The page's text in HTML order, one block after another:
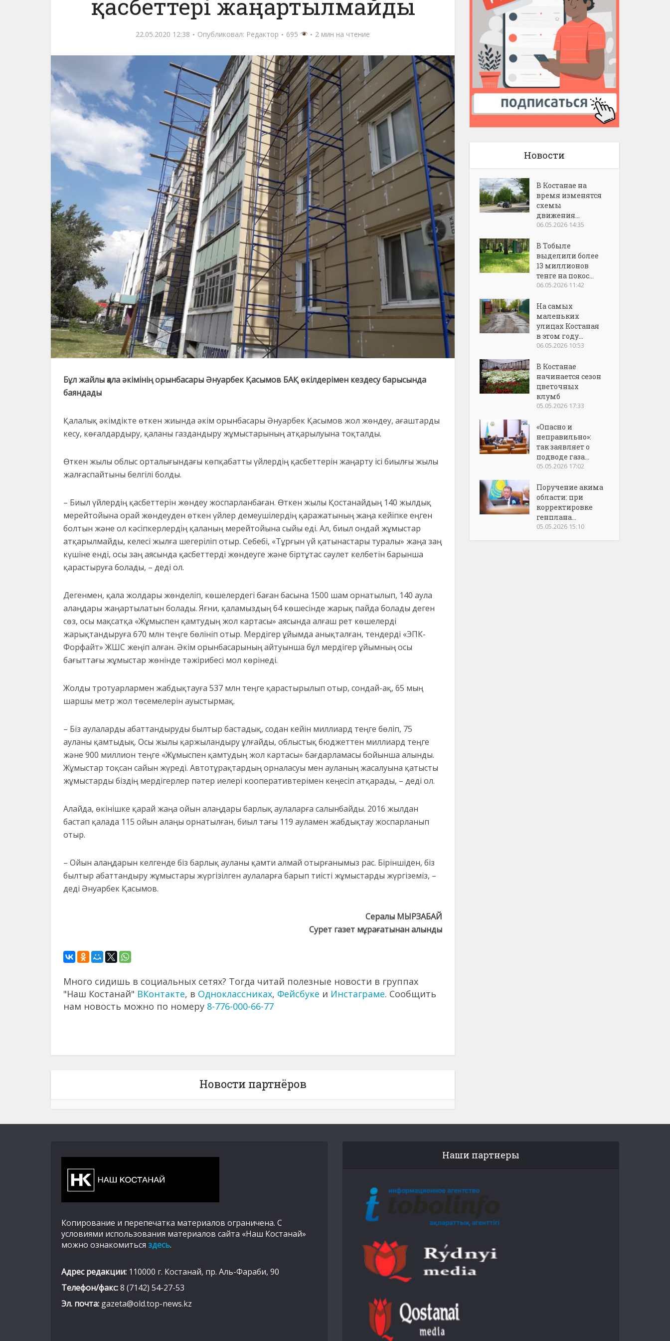
қасбеттері жаңартылмайды
22.05.2020 12:38 Опубликовал: Редактор 695 2 мин на чтение
Бұл жайлы қала әкімінің орынбасары Әнуарбек Қасымов БАҚ өкілдерімен кездесу барысында
баяндады
Қалалық әкімдікте өткен жиында әкім орынбасары Әнуарбек Қасымов жол жөндеу, ағаштарды
кесу, көғалдардыру, қаланы газдандыру жұмыстарының атқарылуына тоқталды.
Өткен жылы облыс орталығындағы көпқабатты үйлердің қасбеттерін жаңарту ісі биылғы жылы
жалғаспайтыны белгілі болды.
– Биыл үйлердің қасбеттерін жөндеу жоспарланбаған. Өткен жылы Қостанайдың 140 жылдық
мерейтойына орай жөндеуден өткен үйлер демеушілердің қаражатының жаңа кейіпке еңген
болтын және ол кәсіпкерлердің қаланың мерейтойына сыйы еді. Ал, биыл ондай жұмыстар
атқарылмайды, келесі жылға шегеріліп отыр. Себебі, «Тұрғын үй қатынастары туралы» жаңа заң
күшіне енді, осы заң аясында қасбеттерді жөндеуге және біртұтас сәулет келбетін барынша
қарастыруға болады, – деді ол.
Дегенмен, қала жолдары жөнделіп, көшелердегі баған басына 1500 шам орнатылып, 140 аула
алаңдары жаңартылатын болады. Яғни, қаламыздың 64 көшесінде жарық пайда болады деген
сөз, осы мақсатқа «Жұмыспен қамтудың жол картасы» аясында алғаш рет көшелерді
жарықтандыруға 670 млн теңге бөлініп отыр. Мердігер ұйымда анықталған, тендерді «ЭПК-
Форфайт» ЖШС жеңіп алған. Әкім орынбасарының айтуынша бұл мердігер ұйымның осы
бағыттағы жұмыстар жөнінде тәжірибесі мол көрінеді.
Жолды тротуарлармен жабдықтауға 537 млн теңге қарастырылып отыр, сондай-ақ, 65 мың
шаршы метр жол төсемелерін ауыстырмақ.
– Біз аулаларды абаттандыруды былтыр бастадық, содан кейін миллиард теңге бөліп, 75
ауланы қамтыдық. Осы жылы қаржыландыру ұлғайды, облыстық бюджеттен миллиард теңге
және 900 миллион теңге «Жұмыспен қамтудың жол картасы» бағдарламасы бойынша алынды.
Жұмыстар тоқсан сайын жүреді. Автотұрақтардың орналасуы мен ауланың жасалуына қатысты
жұмыстарды біздің мердігерлер пәтер иелері кооперативтерімен кеңесіп атқарады, – деді ол.
Алайда, өкінішке қарай жаңа ойын алаңдары барлық аулаларға салынбайды. 2016 жылдан
бастап қалада 115 ойын алаңы орнатылған, биыл тағы 119 ауламен жабдықтау жоспарланып
отыр.
– Ойын алаңдарын келгенде біз барлық ауланы қамти алмай отырғанымыз рас. Біріншіден, біз
былтыр абаттандыру жұмыстары жүргізілген аулаларға барып тиісті жұмыстарды жүргіземіз, –
деді Әнуарбек Қасымов.
Сералы МЫРЗАБАЙ
Сурет газет мұрағатынан алынды
Много сидишь в социальных сетях? Тогда читай полезные новости в группах
"Наш Костанай" ВКонтакте, в Одноклассниках, Фейсбуке и Инстаграме. Сообщить
нам новость можно по номеру 8-776-000-66-77
Новости партнёров
Новости
В Костанае на
время изменятся
схемы
движения...
06.05.2026 14:35
В Тобыле
выделили более
13 миллионов
тенге на покос...
06.05.2026 11:42
На самых
маленьких
улицах Костаная
в этом году...
06.05.2026 10:53
В Костанае
начинается сезон
цветочных
клумб
05.05.2026 17:33
«Опасно и
неправильно»:
так заявляет о
подводе газа...
05.05.2026 17:02
Поручение акима
области: при
корректировке
генплана...
05.05.2026 15:10
Копирование и перепечатка материалов ограничена. С
условиями использования материалов сайта «Наш Костанай»
можно ознакомиться здесь.
Адрес редакции: 110000 г. Костанай, пр. Аль-Фараби, 90
Телефон/факс:8 (7142) 54-27-53
Эл. почта: gazeta@old.top-news.kz
Наши партнеры